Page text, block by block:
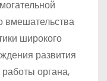
вмешательства
широкого
развития
органа,